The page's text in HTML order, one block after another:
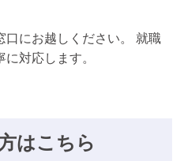
口にお越しください。 就職
対応します。
はこちら